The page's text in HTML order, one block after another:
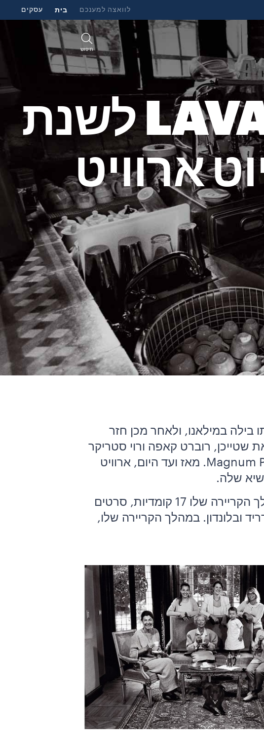
לוואצה למענכם בית עסקים
חיפוש
לוח השנה של LAVAZZA לשנת
ילדותו בילה במילאנו, ולאחר מכן חזר
של דבר השתקע בארה"ב. בשנת 1948 הכיר את שטייכן, רוברט קאפה ורוי סטריקר
בניו יורק, ובשנת 1953 הזמין אותו קאפה להצטרף לסוכנות Magnum Photos. מאז ועד היום, ארוויט
שלה.
בשנת 1970 הוא החל להפיק סרטים. בסך הכול הפיק ארוויט במהלך הקריירה שלו 17 קומדיות, סרטים
ובלונדון. במהלך הקריירה שלו,